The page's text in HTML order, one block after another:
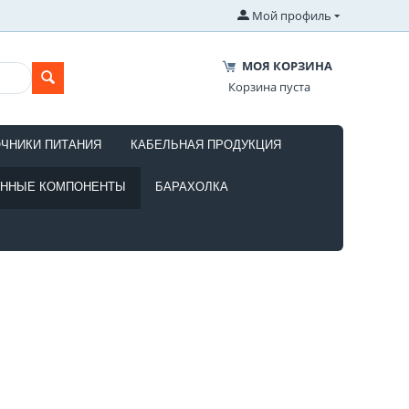
Мой профиль
МОЯ КОРЗИНА
Корзина пуста
ПИТАНИЯ КАБЕЛЬНАЯ ПРОДУКЦИЯ
КОМПОНЕНТЫ БАРАХОЛКА